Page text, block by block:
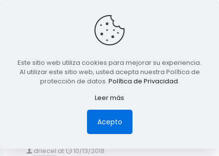
BLOG
TODA LA INFORMACIÓN
Tags Authors
driecel at 10/13/2018
Este sitio web utiliza cookies para mejorar su experiencia.
Al utilizar este sitio web, usted acepta nuestra Política de
protección de datos. Política de Privacidad.
Leer más
Acepto